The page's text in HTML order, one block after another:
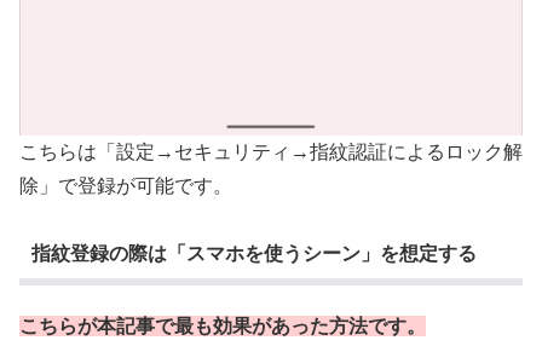
こちらは「設定→セキュリティ→指紋認証によるロック解
除」で登録が可能です。
指紋登録の際は「スマホを使うシーン」を想定する
こちらが本記事で最も効果があった方法です。